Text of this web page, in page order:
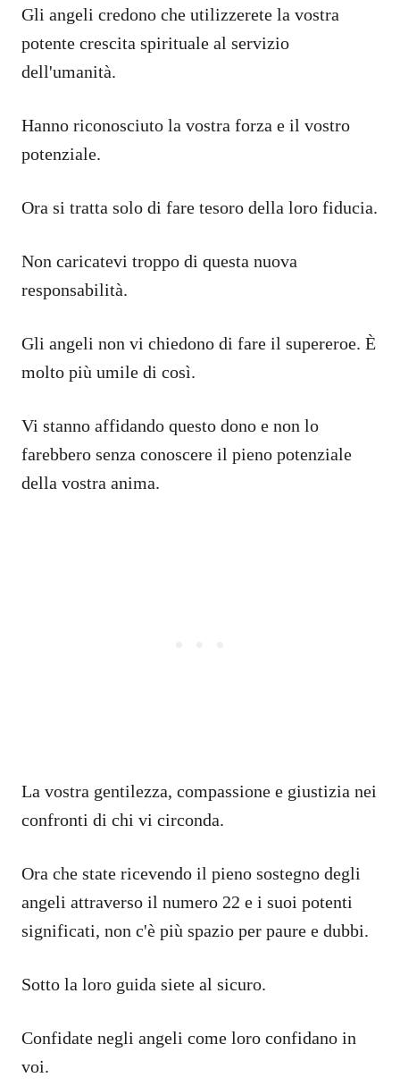
Gli angeli credono che utilizzerete la vostra
potente crescita spirituale al servizio
dell'umanità.
Hanno riconosciuto la vostra forza e il vostro
potenziale.
Ora si tratta solo di fare tesoro della loro fiducia.
Non caricatevi troppo di questa nuova
responsabilità.
Gli angeli non vi chiedono di fare il supereroe. È
molto più umile di così.
Vi stanno affidando questo dono e non lo
farebbero senza conoscere il pieno potenziale
della vostra anima.
La vostra gentilezza, compassione e giustizia nei
confronti di chi vi circonda.
Ora che state ricevendo il pieno sostegno degli
angeli attraverso il numero 22 e i suoi potenti
significati, non c'è più spazio per paure e dubbi.
Sotto la loro guida siete al sicuro.
Confidate negli angeli come loro confidano in
voi.